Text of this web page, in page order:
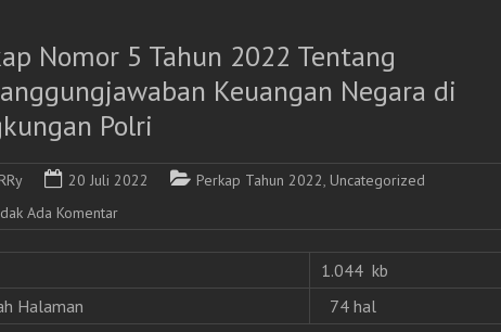
Nomor 5 Tahun 2022 Tentang
Keuangan Negara di
Polri
20 Juli 2022 Perkap Tahun 2022, Uncategorized
Ada Komentar
1.044 kb
Halaman
74 hal